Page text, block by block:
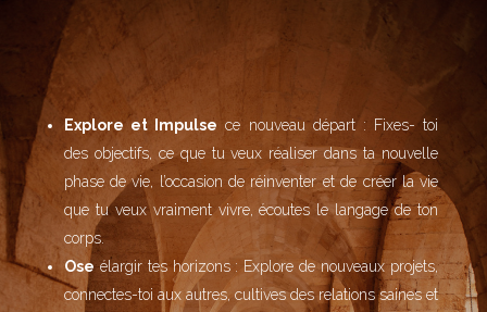
Explore et Impulse ce nouveau départ : Fixes- toi
des objectifs, ce que tu veux réaliser dans ta nouvelle
phase de vie, l’occasion de réinventer et de créer la vie
que tu veux vraiment vivre, écoutes le langage de ton
corps.
Ose élargir tes horizons : Explore de nouveaux projets,
connectes-toi aux autres, cultives des relations saines et